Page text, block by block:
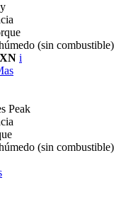
(sin combustible)
i
Peak
(sin combustible)